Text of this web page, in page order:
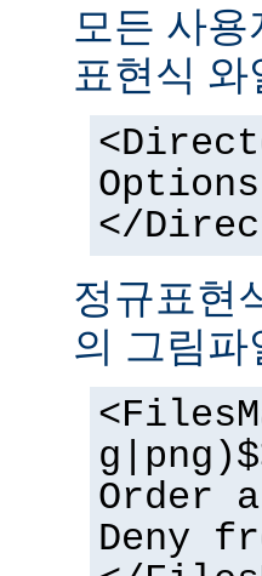
모든 사
표현식
</
정규표현
의 그림
Order
Deny